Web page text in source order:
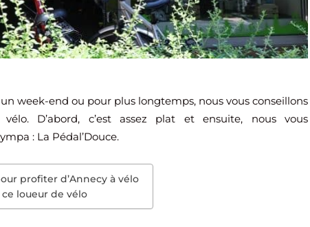
week-end ou pour plus longtemps, nous vous conseillons
D’abord, c’est assez plat et ensuite, nous vous
: La Pédal’Douce.
profiter d’Annecy à vélo
loueur de vélo